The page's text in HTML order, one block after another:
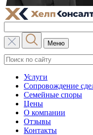
Меню
Услуги
Сопровождение
Семейные споры
Цены
О компании
Отзывы
Контакты